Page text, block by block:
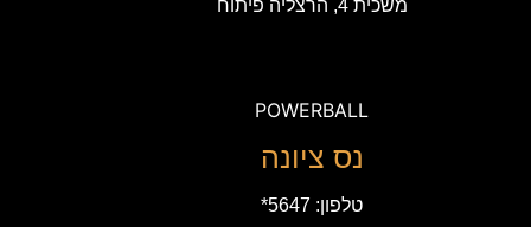
משכית 4, הרצליה פיתוח
POWERBALL
נס ציונה
טלפון: 5647*